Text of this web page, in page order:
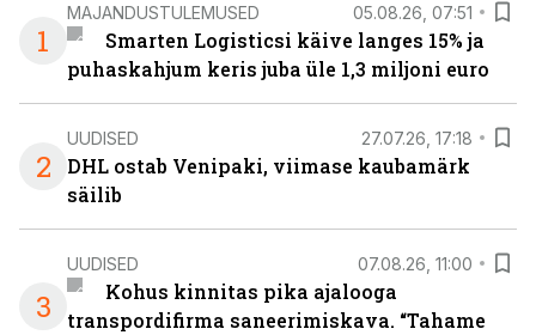
1
MAJANDUSTULEMUSED 05.08.26, 07:51
Smarten Logisticsi käive langes 15% ja
puhaskahjum keris juba üle 1,3 miljoni euro
2
UUDISED 27.07.26, 17:18
DHL ostab Venipaki, viimase kaubamärk
säilib
3
UUDISED 07.08.26, 11:00
Kohus kinnitas pika ajalooga
transpordifirma saneerimiskava. “Tahame